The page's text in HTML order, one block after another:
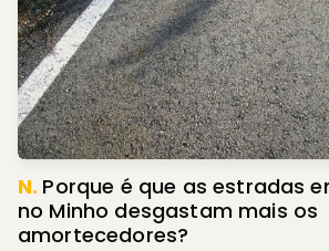
N. Porque é que as estradas
no Minho desgastam mais os
amortecedores?